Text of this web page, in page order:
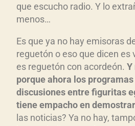
que escucho radio. Y lo
menos…
Es que ya no hay emisoras
reguetón o eso que dicen es
es reguetón con acordeón. Y
porque ahora los
discusiones entre figuritas
tiene empacho en
las noticias? Ya no hay,